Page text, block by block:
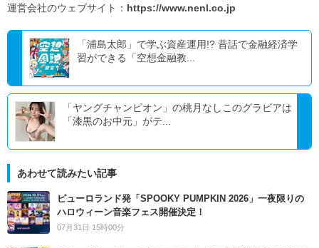
運営会社のウェブサイト： https://www.nenl.co.jp
「浦島太郎」で学ぶ資産運用!? 昔話で金融経済学
習ができる「空想金融教...
「ヤングチャンピオン」の桃月なしこのグラビアは
「漆黒のお中元」がテ...
あわせて読みたい記事
ピューロランド発「SPOOKY PUMPKIN 2026」一夜限りの
ハロウィーン音楽フェス開催決定！
07月31日 15時00分